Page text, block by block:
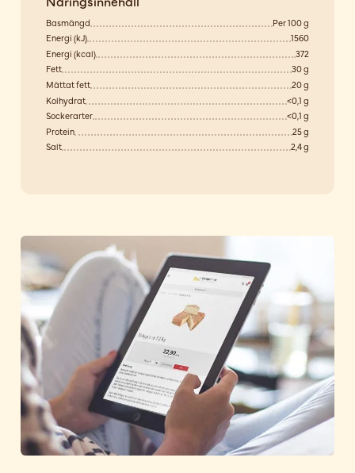
Basmängd
Per 100 g
Energi (kJ)
1560
Energi (kcal)
372
Fett
30 g
Mättat fett
20 g
Kolhydrat
<0,1 g
Sockerarter
<0,1 g
Protein
25 g
Salt
2,4 g